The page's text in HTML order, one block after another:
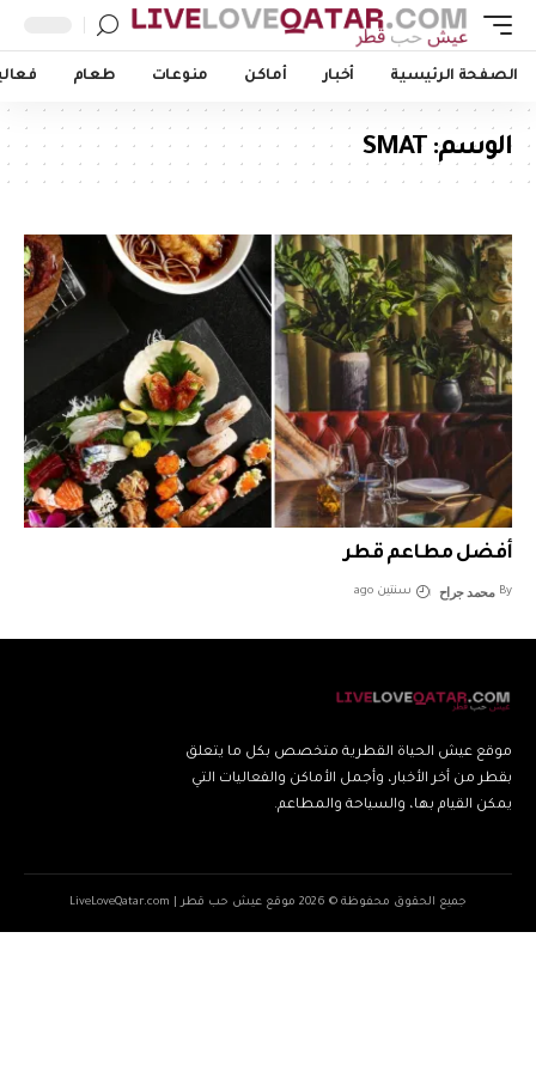
الصفحة الرئيسية أخبار أماكن منوعات طعام
الوسم: SMAT
أفضل مطاعم قطر
By محمد جراح سنتين ago
موقع عيش الحياة القطرية متخصص بكل ما يتعلق
بقطر من أخر الأخبار، وأجمل الأماكن والفعاليات التي
يمكن القيام بها، والسياحة والمطاعم.
جميع الحقوق محفوظة © 2026 موقع عيش حب قطر | LiveLoveQatar.com